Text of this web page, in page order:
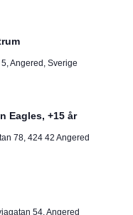
Angered, Sverige
Eagles, +15 år
78, 424 42 Angered
54, Angered